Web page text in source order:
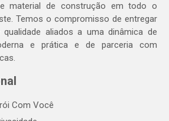
material de construção em todo o
Temos o compromisso de entregar
aliados a uma dinâmica de
e prática e de parceria com
Com Você